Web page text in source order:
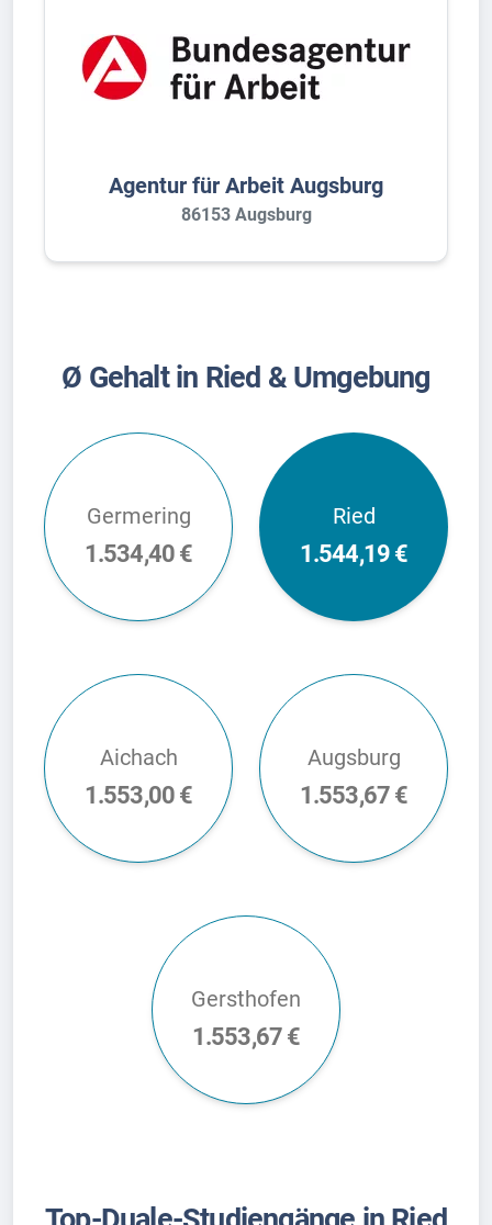
Agentur für Arbeit Augsburg
86153 Augsburg
Ø Gehalt in Ried & Umgebung
Germering
1.534,40 €
Ried
1.544,19 €
Aichach
1.553,00 €
Augsburg
1.553,67 €
Gersthofen
1.553,67 €